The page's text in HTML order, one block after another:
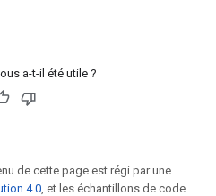
a-t-il été utile ?
de cette page est régi par une
4.0, et les échantillons de code